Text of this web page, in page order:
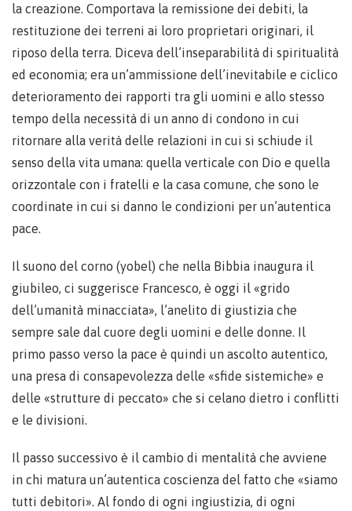
la creazione. Comportava la remissione dei debiti, la
restituzione dei terreni ai loro proprietari originari, il
riposo della terra. Diceva dell’inseparabilità di spiritualità
ed economia; era un’ammissione dell’inevitabile e ciclico
deterioramento dei rapporti tra gli uomini e allo stesso
tempo della necessità di un anno di condono in cui
ritornare alla verità delle relazioni in cui si schiude il
senso della vita umana: quella verticale con Dio e quella
orizzontale con i fratelli e la casa comune, che sono le
coordinate in cui si danno le condizioni per un’autentica
pace.
Il suono del corno (yobel) che nella Bibbia inaugura il
giubileo, ci suggerisce Francesco, è oggi il «grido
dell’umanità minacciata», l’anelito di giustizia che
sempre sale dal cuore degli uomini e delle donne. Il
primo passo verso la pace è quindi un ascolto autentico,
una presa di consapevolezza delle «sfide sistemiche» e
delle «strutture di peccato» che si celano dietro i conflitti
e le divisioni.
Il passo successivo è il cambio di mentalità che avviene
in chi matura un’autentica coscienza del fatto che «siamo
tutti debitori». Al fondo di ogni ingiustizia, di ogni